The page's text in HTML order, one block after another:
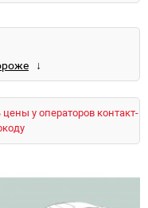
у операторов контакт-